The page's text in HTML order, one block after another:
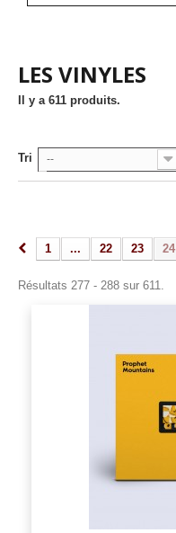
LES VINYLES
Il y a 611 produits.
Tri --
1 ... 22 23 24
Résultats 277 - 288 sur 611.